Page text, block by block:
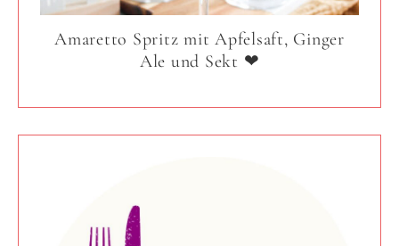
Amaretto Spritz mit Apfelsaft, Ginger
Ale und Sekt ❤